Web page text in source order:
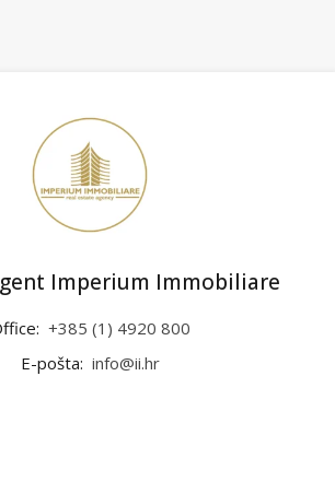
Imperium Immobiliare
+385 (1) 4920 800
E-pošta: info@ii.hr